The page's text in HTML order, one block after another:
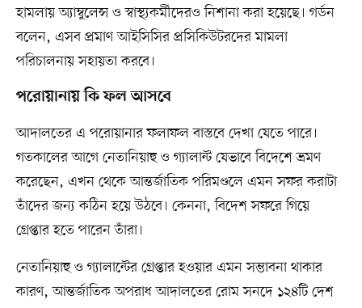
হামলায় অ্যাম্বুলেন্স ও স্বাস্থ্যকর্মীদেরও নিশানা করা হয়েছে। গর্ডন
বলেন, এসব প্রমাণ আইসিসির প্রসিকিউটরদের মামলা
পরিচালনায় সহায়তা করবে।
পরোয়ানায় কি ফল আসবে
আদালতের এ পরোয়ানার ফলাফল বাস্তবে দেখা যেতে পারে।
গতকালের আগে নেতানিয়াহু ও গ্যালান্ট যেভাবে বিদেশে ভ্রমণ
করেছেন, এখন থেকে আন্তর্জাতিক পরিমণ্ডলে এমন সফর করাটা
তাঁদের জন্য কঠিন হয়ে উঠবে। কেননা, বিদেশ সফরে গিয়ে
গ্রেপ্তার হতে পারেন তাঁরা।
নেতানিয়াহু ও গ্যালান্টের গ্রেপ্তার হওয়ার এমন সম্ভাবনা থাকার
কারণ, আন্তর্জাতিক অপরাধ আদালতের রোম সনদে ১২৪টি দেশ